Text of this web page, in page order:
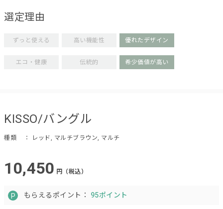
選定理由
ずっと使える 高い機能性 優れたデザイン
エコ・健康 伝統的 希少価値が高い
KISSO/バングル
種類 ： レッド, マルチブラウン, マルチ
10,450 円（税込）
もらえるポイント： 95ポイント